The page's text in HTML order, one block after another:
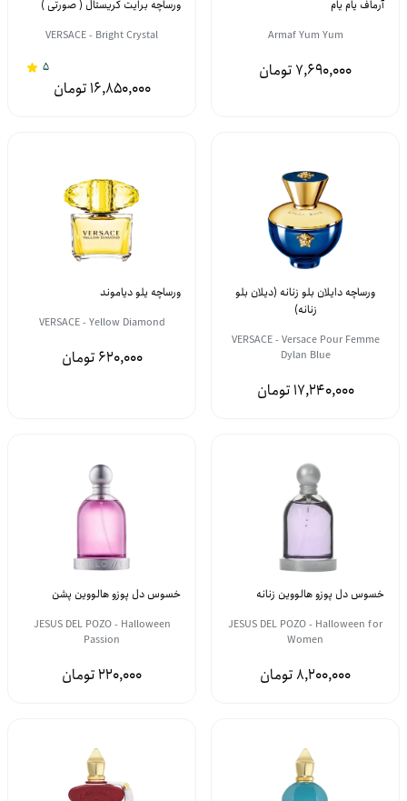
آرماف یام یام
Armaf Yum Yum
7,690,000
ورساچه برایت کریستال ( صورتی )
VERSACE - Bright Crystal
5
16,850,000
ورساچه دایلان بلو زنانه (دیلان بلو
زنانه)
VERSACE - Versace Pour Femme
Dylan Blue
17,240,000
ورساچه یلو دیاموند
VERSACE - Yellow Diamond
620,000
خسوس دل پوزو هالووین زنانه
JESUS DEL POZO - Halloween for
Women
8,200,000
خسوس دل پوزو هالووین پشن
JESUS DEL POZO - Halloween
Passion
220,000